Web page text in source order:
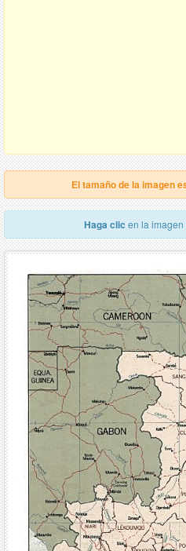
El tamaño de la imagen
Haga clic en la